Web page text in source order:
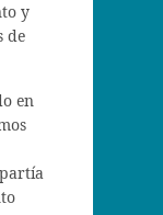
y
de
en